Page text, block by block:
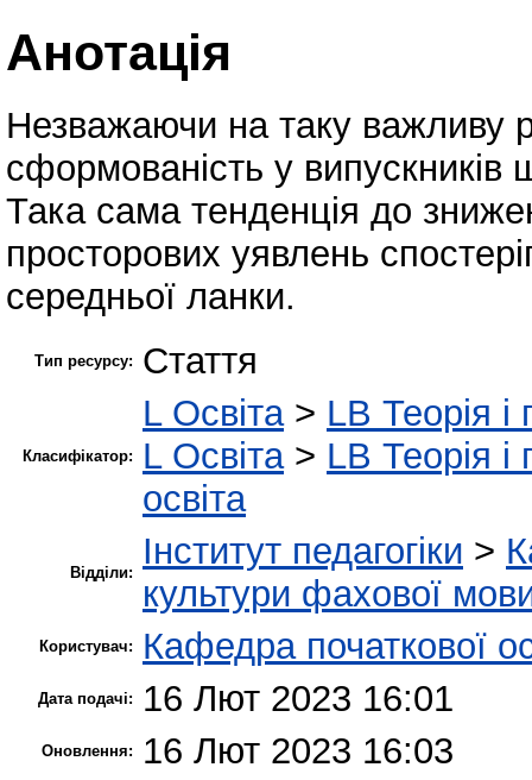
Анотація
Незважаючи на таку важливу
сформованість у випускників
Така сама тенденція до
просторових уявлень
середньої ланки.
Тип ресурсу: Стаття
Класифікатор:
L Освіта> LB Теорія і
L Освіта> LB Теорія і
освіта
Відділи:
Інститут педагогіки >
культури фахової
Користувач: Кафедра початкової
Дата подачі: 16 Лют 2023 16:01
Оновлення: 16 Лют 2023 16:03